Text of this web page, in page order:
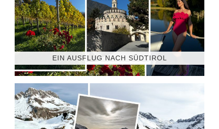
EIN AUSFLUG NACH SÜDTIROL